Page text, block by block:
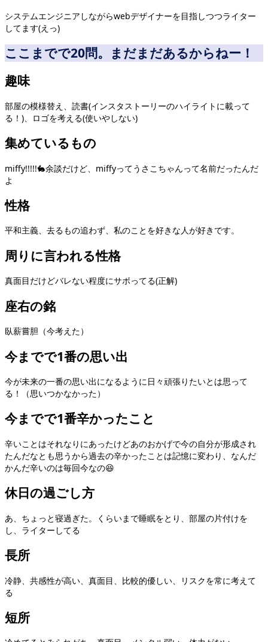
システムエンジニアしながらwebデザイナーを目指しつつライター
してます(えっ)
ここまでで20問。まだまだあるからねー！
趣味
部屋の模様替え、読書(インスタストーリーのハイライトに載って
る！)、ロゴを考える(使いやしない)
集めているもの
miffy!!!!!🐇余談だけど、miffyってうさこちゃんって名前だったんだ
よ
性格
平和主義、去るもの追わず、私のことを好きな人が好きです。
周りに言われる性格
真面目だけどバレない程度にサボってる(正解)
座右の銘
臥薪嘗胆（今考えた）
今までで1番の思い出
今が未来の一番の思い出になるように日々頑張りたいとは思って
る！（思いつかなかった）
今までで1番辛かったこと
辛いことはそれなりにあったけどあのおかげで今の自分が形成され
たんだなとも思うから過去の辛かったことは記憶に変わり、なんだ
かんだ辛いのは毎回今なの😆
休日の過ごし方
あ、ちょっと寝過ぎた。くらいまで睡眠をとり、部屋の片付けを
し、ライターしてる
長所
冷静、共感性が高い、真面目、比較的優しい、リスクを常に考えて
る
短所